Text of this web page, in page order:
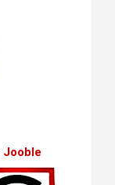
Jooble